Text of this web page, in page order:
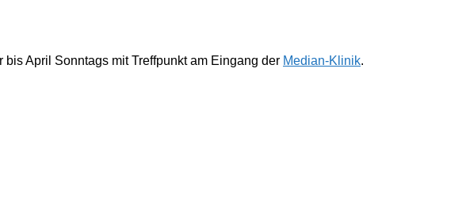
April Sonntags mit Treffpunkt am Eingang der Median-Klinik.